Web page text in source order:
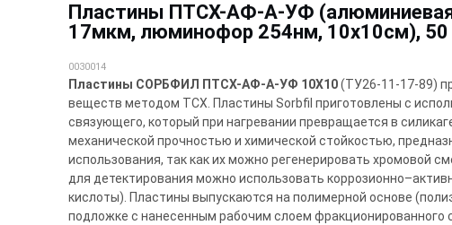
Пластины ПТСХ-АФ-А-УФ (алюминиевая
17мкм, люминофор 254нм, 10х10см), 50
0030014
Пластины СОРБФИЛ ПТСХ-АФ-А-УФ 10Х10(ТУ26-11-17-89)
веществ методом ТСХ. Пластины Sorbfil приготовлены с
связующего, который при нагревании превращается в
механической прочностью и химической стойкостью,
использования, так как их можно регенерировать хромовой
для детектирования можно использовать
кислоты). Пластины выпускаются на полимерной основе
подложке с нанесенным рабочим слоем фракционированного